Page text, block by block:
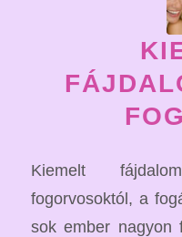
Kiemelt
fogorvosoktól, a
sok ember nagyon